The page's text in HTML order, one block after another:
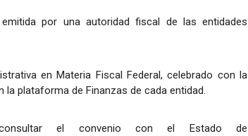
por una autoridad fiscal de las entidades
en Materia Fiscal Federal, celebrado con la
la plataforma de Finanzas de cada entidad.
el convenio con el Estado de